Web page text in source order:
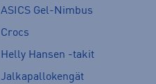
ASICS Gel-Nimbus
Crocs
Helly Hansen -takit
Jalkapallokengät